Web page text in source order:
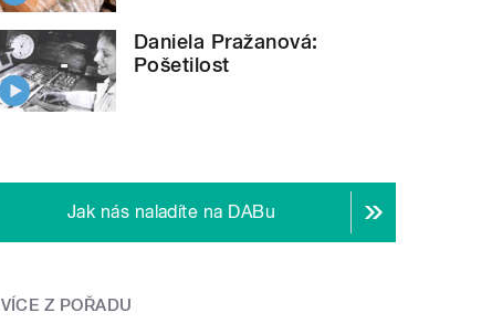
Daniela Pražanová:
Pošetilost
Jak nás naladíte na DABu
VÍCE Z POŘADU